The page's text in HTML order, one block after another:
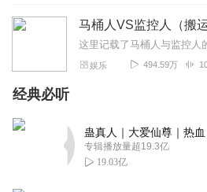
91号魔丸
64集泰坦监控人升级了。
回复
i逃之夭夭
真的是太好了非常推荐
2024-01-20
马桶人VS监控人（搬运
娱乐 494.59万
经典必听
专辑播放量超19.3亿
19.03亿